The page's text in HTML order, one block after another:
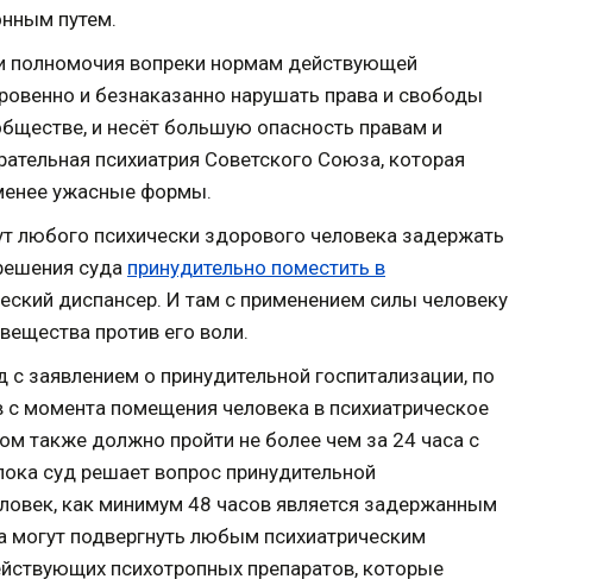
путем.
полномочия вопреки нормам действующей
и безнаказанно нарушать права и свободы
и несёт большую опасность правам и
психиатрия Советского Союза, которая
ужасные формы.
любого психически здорового человека задержать
суда принудительно поместить в
диспансер. И там с применением силы человеку
против его воли.
заявлением о принудительной госпитализации, по
момента помещения человека в психиатрическое
также должно пройти не более чем за 24 часа с
суд решает вопрос принудительной
как минимум 48 часов является задержанным
могут подвергнуть любым психиатрическим
психотропных препаратов, которые